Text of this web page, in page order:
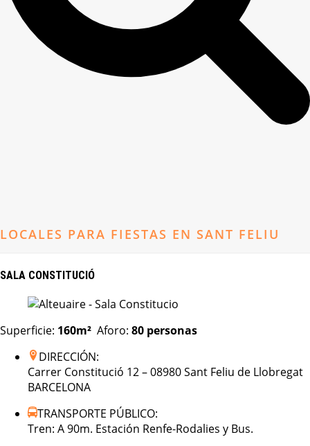
LOCALES PARA FIESTAS EN SANT FELIU
SALA CONSTITUCIÓ
Superficie: 160m² Aforo: 80 personas
DIRECCIÓN:
Carrer Constitució 12 – 08980 Sant Feliu de Llobregat
BARCELONA
TRANSPORTE PÚBLICO:
Tren: A 90m. Estación Renfe-Rodalies y Bus.